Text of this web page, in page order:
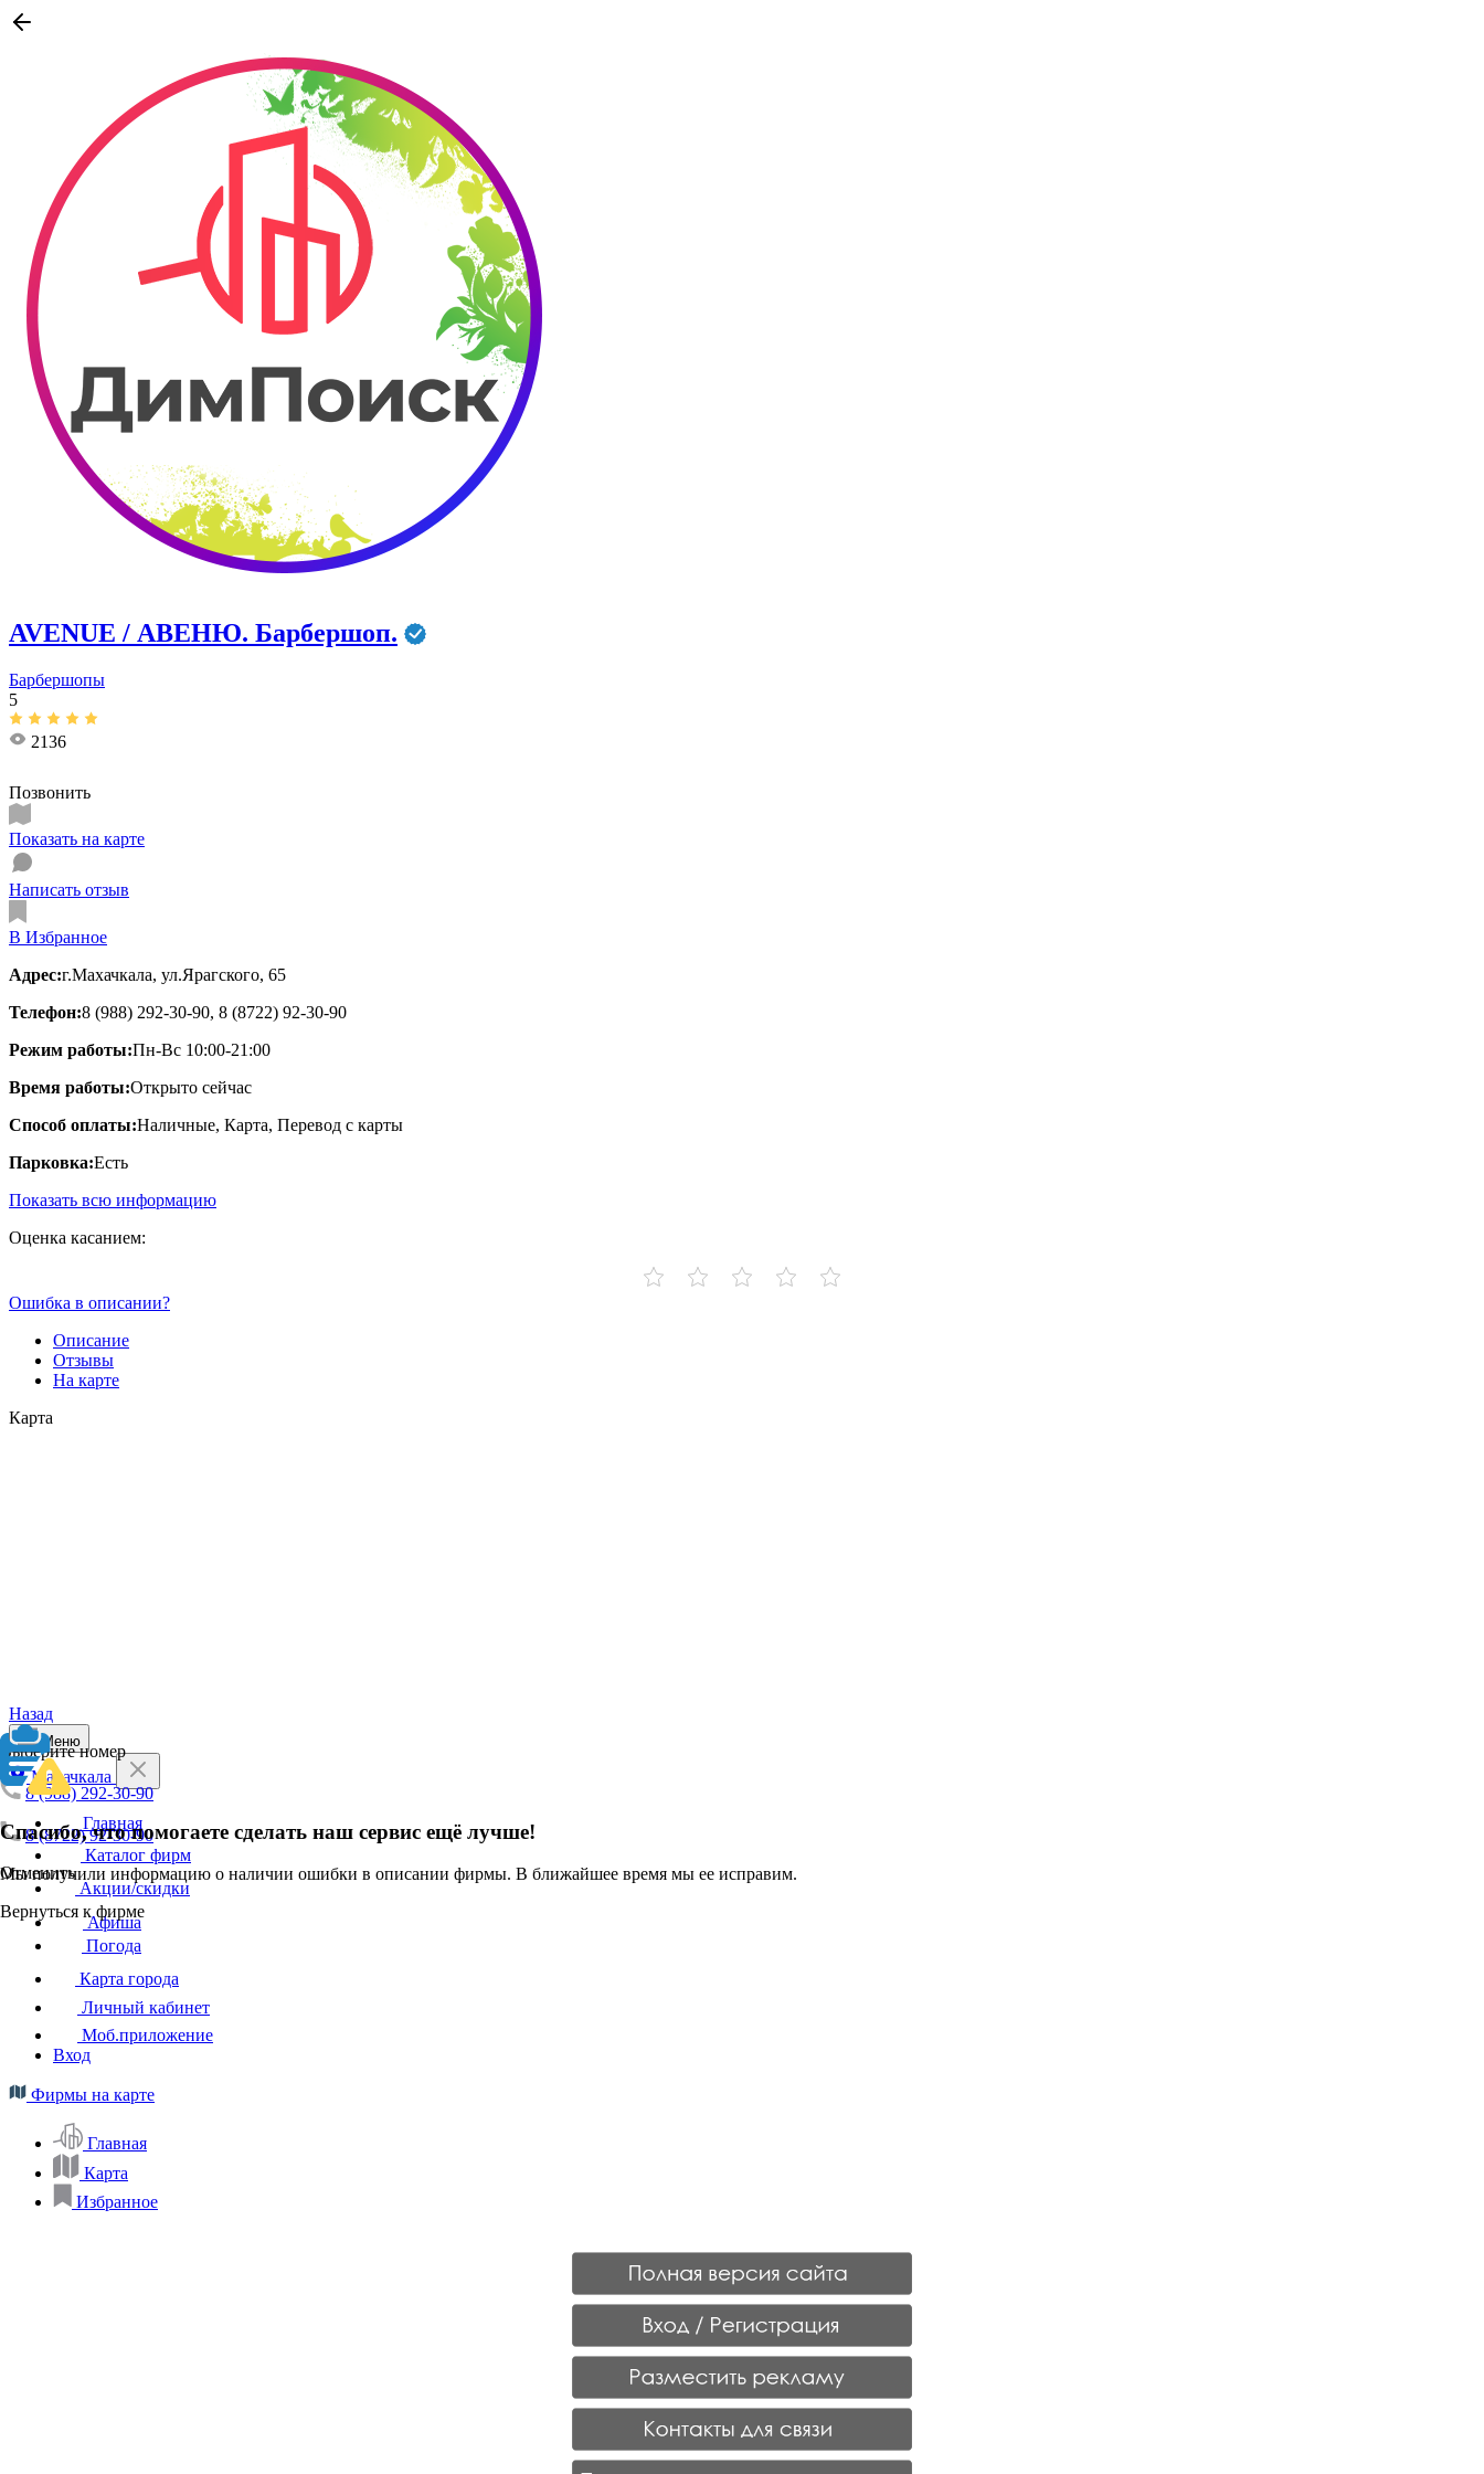
AVENUE / АВЕНЮ. Барбершоп.
Барбершопы
5
2136
Позвонить
Показать на карте
Написать отзыв
В Избранное
Адрес:г.Махачкала, ул.Ярагского, 65
Телефон:8 (988) 292-30-90, 8 (8722) 92-30-90
Режим работы:Пн-Вс 10:00-21:00
Время работы:Открыто сейчас
Способ оплаты:Наличные, Карта, Перевод с карты
Парковка:Есть
Показать всю информацию
Оценка касанием:
Ошибка в описании?
Описание
Отзывы
На карте
Карта
Назад
Выберите номер
8 (988) 292-30-90
8 (8722) 92-30-90
Отменить
Спасибо, что помогаете сделать наш сервис ещё лучше!
Мы получили информацию о наличии ошибки в описании фирмы. В ближайшее время мы ее исправим.
Вернуться к фирме
Меню
Махачкала
Главная
Каталог фирм
Акции/скидки
Афиша
Погода
Карта города
Личный кабинет
Моб.приложение
Вход
Фирмы на карте
Главная
Карта
Избранное